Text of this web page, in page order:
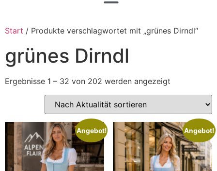
Start / Produkte verschlagwortet mit „grünes Dirndl“
grünes Dirndl
Ergebnisse 1 – 32 von 202 werden angezeigt
Angebot! Angebot!